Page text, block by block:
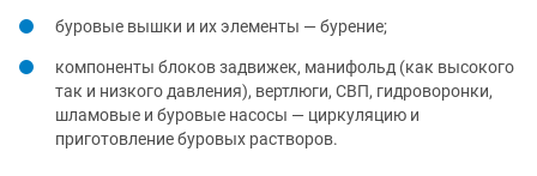
буровые вышки и их элементы — бурение;
компоненты блоков задвижек, манифольд (как высокого
так и низкого давления), вертлюги, СВП, гидроворонки,
шламовые и буровые насосы — циркуляцию и
приготовление буровых растворов.